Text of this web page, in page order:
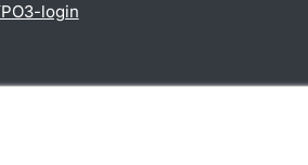
login